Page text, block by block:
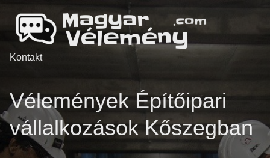
Kontakt
Vélemények Építőipari
vállalkozások Kőszegban